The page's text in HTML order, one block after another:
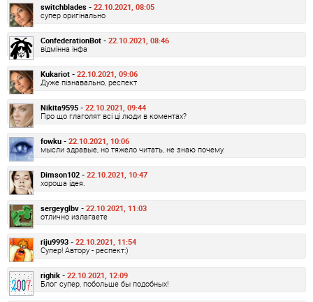
switchblades - 22.10.2021, 08:05
супер оригінально
ConfederationBot - 22.10.2021, 08:46
відмінна інфа
Kukariot - 22.10.2021, 09:06
Дуже пізнавально, респект
Nikita9595 - 22.10.2021, 09:44
Про що глаголят всі ці люди в коментах?
fowku - 22.10.2021, 10:06
мысли здравые, но тяжело читать, не знаю почему.
Dimson102 - 22.10.2021, 10:47
хороша ідея.
sergeyglbv - 22.10.2021, 11:03
отлично излагаете
riju9993 - 22.10.2021, 11:54
Супер! Автору - респект:)
righik - 22.10.2021, 12:09
Блог супер, побольше бы подобных!